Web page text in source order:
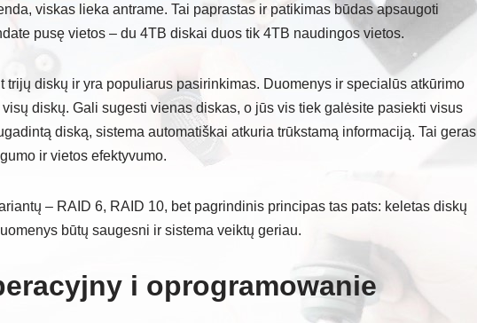
viskas lieka antrame. Tai paprastas ir patikimas būdas apsaugoti
pusę vietos – du 4TB diskai duos tik 4TB naudingos vietos.
trijų diskų ir yra populiarus pasirinkimas. Duomenys ir specialūs atkūrimo
diskų. Gali sugesti vienas diskas, o jūs vis tiek galėsite pasiekti visus
diską, sistema automatiškai atkuria trūkstamą informaciją. Tai geras
ir vietos efektyvumo.
– RAID 6, RAID 10, bet pagrindinis principas tas pats: keletas diskų
būtų saugesni ir sistema veiktų geriau.
i oprogramowanie